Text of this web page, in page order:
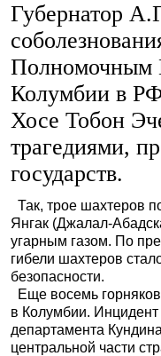
Губернатор
Полномочным
Колумбии в
Хосе Тобон
трагедиями,
государств.
Так, трое шахтеров
Янгак (Джалал-
угарным газом. По
гибели шахтеров
безопасности.
Еще восемь
в Колумбии.
департамента
центральной части